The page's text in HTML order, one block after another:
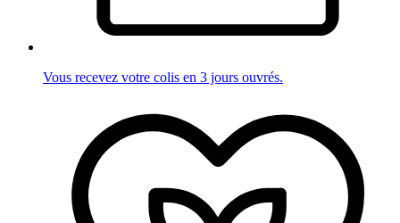
Vous recevez votre colis en 3 jours ouvrés.